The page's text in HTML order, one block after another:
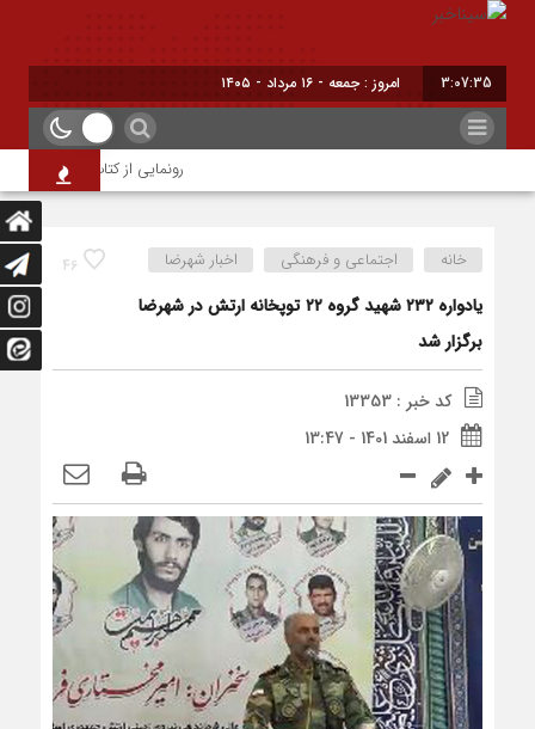
3:07:35 امروز : جمعه - ۱۶ مرداد - ۱۴۰۵
رونمایی از کتاب محیا، آخرین
46 خانه اجتماعی و فرهنگی اخبار شهرضا
یادواره ۲۳۲ شهید گروه ۲۲ توپخانه ارتش در شهرضا
برگزار شد
کد خبر : 13353
12 اسفند 1401 - 13:47